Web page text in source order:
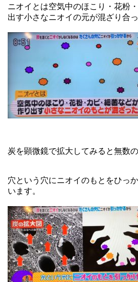
ニオイとは空気中のほこり・花粉
出す小さなニオイの元が混ざり合っ
炭を顕微鏡で拡大してみると無数
穴という穴にニオイのもとをひっ
います。